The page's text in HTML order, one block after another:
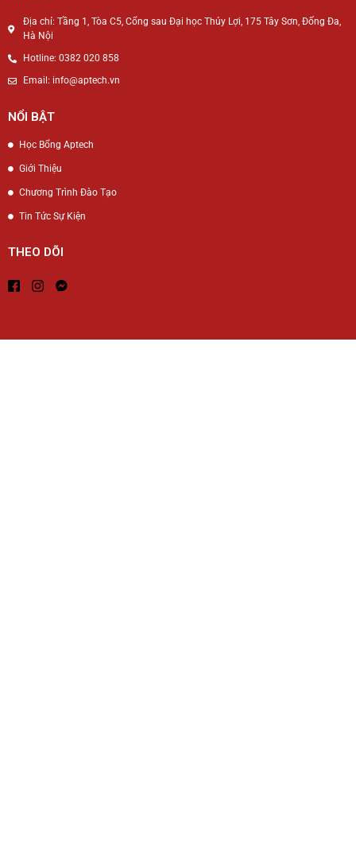
Địa chỉ: Tầng 1, Tòa C5, Cổng sau Đại học Thủy Lợi, 175 Tây Sơn, Đống Đa,
Hà Nội
Hotline: 0382 020 858
Email: info@aptech.vn
NỔI BẬT
Học Bổng Aptech
Giới Thiệu
Chương Trình Đào Tạo
Tin Tức Sự Kiện
THEO DÕI